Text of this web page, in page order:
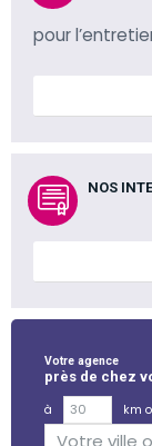
pour
NOS
Votre agence
près de chez
à
km